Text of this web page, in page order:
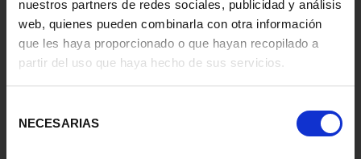
nuestros partners de redes sociales, publicidad y análisis
web, quienes pueden combinarla con otra información
que les haya proporcionado o que hayan recopilado a
partir del uso que haya hecho de sus servicios.
NECESARIAS
Condiciones Legales